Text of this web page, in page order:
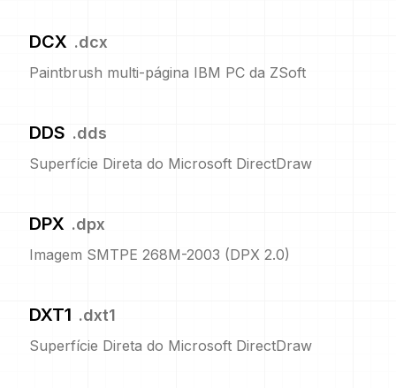
DCX .dcx
Paintbrush multi-página IBM PC da ZSoft
DDS .dds
Superfície Direta do Microsoft DirectDraw
DPX .dpx
Imagem SMTPE 268M-2003 (DPX 2.0)
DXT1 .dxt1
Superfície Direta do Microsoft DirectDraw